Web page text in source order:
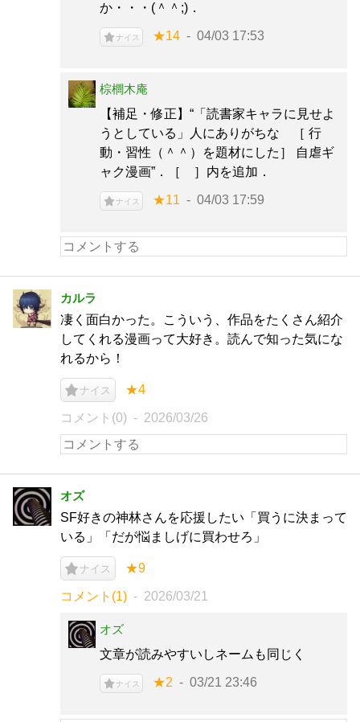
か・・・(＾＾;)．
ナイス ★14 04/03 17:53
棕櫚木庵
【補足・修正】“「読書家キャラに見せよ
うとしている」人にありがちな ［ 行
動・習性（＾＾）を題材にした］ 自虐ギ
ャク漫画”．［ ］内を追加．
ナイス ★11 04/03 17:59
カルラ
凄く面白かった。こういう、作品をたくさん紹介
してくれる漫画って大好き。読んで知った気にな
れるから！
ナイス ★4
コメント(0) 2026/03/26
オズ
SF好きの神林さんを応援したい「買うに決まって
いる」「だが悩ましげに買わせろ」
ナイス ★9
コメント(1) 2026/03/21
オズ
文章が読みやすいしネームも同じく
ナイス ★2 03/21 23:46